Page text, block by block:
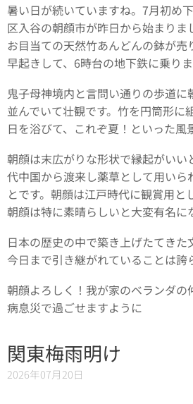
暑い日が続いていますね。7月初め
区入谷の朝顔市が昨日から始まりま
お目当ての天然竹あんどんの鉢が売
早起きして、6時台の地下鉄に乗りま
鬼子母神境内と言問い通りの歩道に
並んでいて壮観です。竹を円筒形に
日を浴びて、これぞ夏！といった風
朝顔は末広がりな形状で縁起がいい
代中国から渡来し薬草として用いら
とです。朝顔は江戸時代に観賞用と
朝顔は特に素晴らしいと大変有名に
日本の歴史の中で築き上げたてき
今日まで引き継がれていることは誇
朝顔よろしく！我が家のベランダの
病息災で過ごせますように
関東梅雨明け
2026年07月20日